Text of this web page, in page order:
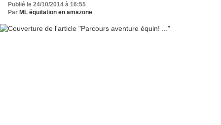
Publié le 24/10/2014 à 16:55
Par ML équitation en amazone